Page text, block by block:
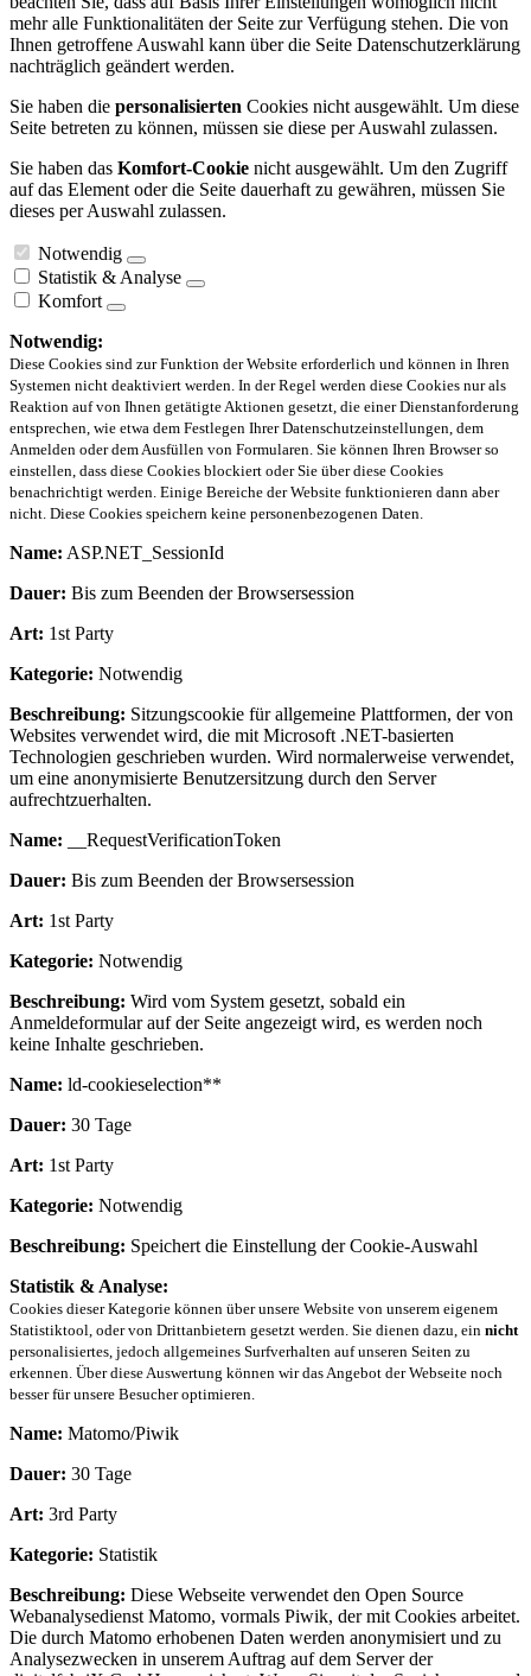
mehr alle Funktionalitäten der Seite zur Verfügung stehen. Die von
Ihnen getroffene Auswahl kann über die Seite Datenschutzerklärung
nachträglich geändert werden.
Sie haben die personalisierten Cookies nicht ausgewählt. Um diese
Seite betreten zu können, müssen sie diese per Auswahl zulassen.
Sie haben das Komfort-Cookie nicht ausgewählt. Um den Zugriff
auf das Element oder die Seite dauerhaft zu gewähren, müssen Sie
dieses per Auswahl zulassen.
Notwendig
Statistik & Analyse
Komfort
Notwendig:
Diese Cookies sind zur Funktion der Website erforderlich und können in Ihren
Systemen nicht deaktiviert werden. In der Regel werden diese Cookies nur als
Reaktion auf von Ihnen getätigte Aktionen gesetzt, die einer Dienstanforderung
entsprechen, wie etwa dem Festlegen Ihrer Datenschutzeinstellungen, dem
Anmelden oder dem Ausfüllen von Formularen. Sie können Ihren Browser so
einstellen, dass diese Cookies blockiert oder Sie über diese Cookies
benachrichtigt werden. Einige Bereiche der Website funktionieren dann aber
nicht. Diese Cookies speichern keine personenbezogenen Daten.
Name: ASP.NET_SessionId
Dauer: Bis zum Beenden der Browsersession
Art: 1st Party
Kategorie: Notwendig
Beschreibung: Sitzungscookie für allgemeine Plattformen, der von
Websites verwendet wird, die mit Microsoft .NET-basierten
Technologien geschrieben wurden. Wird normalerweise verwendet,
um eine anonymisierte Benutzersitzung durch den Server
aufrechtzuerhalten.
Name: __RequestVerificationToken
Dauer: Bis zum Beenden der Browsersession
Art: 1st Party
Kategorie: Notwendig
Beschreibung: Wird vom System gesetzt, sobald ein
Anmeldeformular auf der Seite angezeigt wird, es werden noch
keine Inhalte geschrieben.
Name: ld-cookieselection**
Dauer: 30 Tage
Art: 1st Party
Kategorie: Notwendig
Beschreibung: Speichert die Einstellung der Cookie-Auswahl
Statistik & Analyse:
Cookies dieser Kategorie können über unsere Website von unserem eigenem
Statistiktool, oder von Drittanbietern gesetzt werden. Sie dienen dazu, ein nicht
personalisiertes, jedoch allgemeines Surfverhalten auf unseren Seiten zu
erkennen. Über diese Auswertung können wir das Angebot der Webseite noch
besser für unsere Besucher optimieren.
Name: Matomo/Piwik
Dauer: 30 Tage
Art: 3rd Party
Kategorie: Statistik
Beschreibung: Diese Webseite verwendet den Open Source
Webanalysedienst Matomo, vormals Piwik, der mit Cookies arbeitet.
Die durch Matomo erhobenen Daten werden anonymisiert und zu
Analysezwecken in unserem Auftrag auf dem Server der